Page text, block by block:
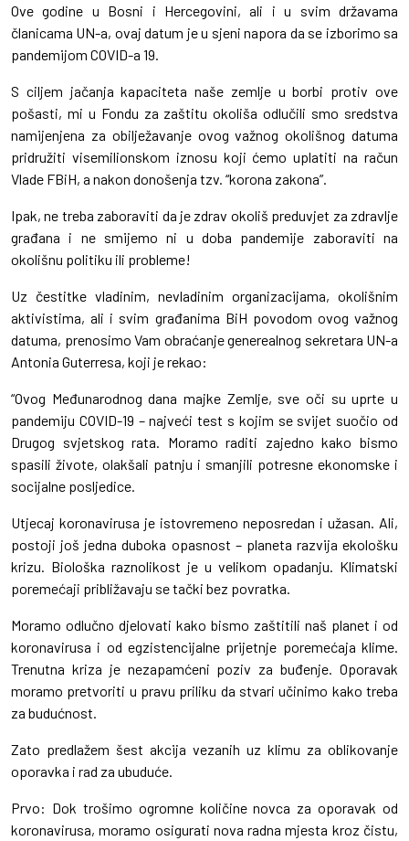
Ove godine u Bosni i Hercegovini, ali i u svim državama
članicama UN-a, ovaj datum je u sjeni napora da se izborimo sa
pandemijom COVID-a 19.
S ciljem jačanja kapaciteta naše zemlje u borbi protiv ove
pošasti, mi u Fondu za zaštitu okoliša odlučili smo sredstva
namijenjena za obilježavanje ovog važnog okolišnog datuma
pridružiti visemilionskom iznosu koji ćemo uplatiti na račun
Vlade FBiH, a nakon donošenja tzv. “korona zakona”.
Ipak, ne treba zaboraviti da je zdrav okoliš preduvjet za zdravlje
građana i ne smijemo ni u doba pandemije zaboraviti na
okolišnu politiku ili probleme!
Uz čestitke vladinim, nevladinim organizacijama, okolišnim
aktivistima, ali i svim građanima BiH povodom ovog važnog
datuma, prenosimo Vam obraćanje generealnog sekretara UN-a
Antonia Guterresa, koji je rekao:
“Ovog Međunarodnog dana majke Zemlje, sve oči su uprte u
pandemiju COVID-19 – najveći test s kojim se svijet suočio od
Drugog svjetskog rata. Moramo raditi zajedno kako bismo
spasili živote, olakšali patnju i smanjili potresne ekonomske i
socijalne posljedice.
Utjecaj koronavirusa je istovremeno neposredan i užasan. Ali,
postoji još jedna duboka opasnost – planeta razvija ekološku
krizu. Biološka raznolikost je u velikom opadanju. Klimatski
poremećaji približavaju se tački bez povratka.
Moramo odlučno djelovati kako bismo zaštitili naš planet i od
koronavirusa i od egzistencijalne prijetnje poremećaja klime.
Trenutna kriza je nezapamćeni poziv za buđenje. Oporavak
moramo pretvoriti u pravu priliku da stvari učinimo kako treba
za budućnost.
Zato predlažem šest akcija vezanih uz klimu za oblikovanje
oporavka i rad za ubuduće.
Prvo: Dok trošimo ogromne količine novca za oporavak od
koronavirusa, moramo osigurati nova radna mjesta kroz čistu,